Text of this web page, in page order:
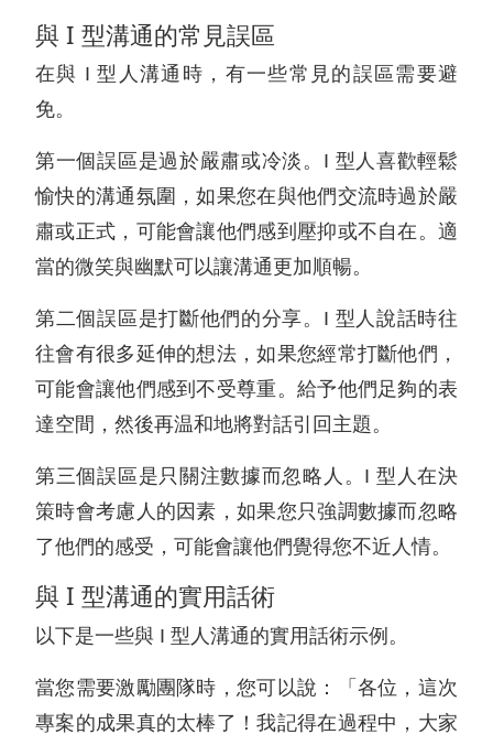
與 I 型溝通的常見誤區
在與 I 型人溝通時，有一些常見的誤區需要避
免。
第一個誤區是過於嚴肅或冷淡。I 型人喜歡輕鬆
愉快的溝通氛圍，如果您在與他們交流時過於嚴
肅或正式，可能會讓他們感到壓抑或不自在。適
當的微笑與幽默可以讓溝通更加順暢。
第二個誤區是打斷他們的分享。I 型人說話時往
往會有很多延伸的想法，如果您經常打斷他們，
可能會讓他們感到不受尊重。給予他們足夠的表
達空間，然後再温和地將對話引回主題。
第三個誤區是只關注數據而忽略人。I 型人在決
策時會考慮人的因素，如果您只強調數據而忽略
了他們的感受，可能會讓他們覺得您不近人情。
與 I 型溝通的實用話術
以下是一些與 I 型人溝通的實用話術示例。
當您需要激勵團隊時，您可以說：「各位，這次
專案的成果真的太棒了！我記得在過程中，大家